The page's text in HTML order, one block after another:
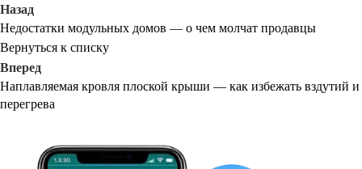
Назад
Недостатки модульных домов — о чем молчат продавцы
Вернуться к списку
Вперед
Наплавляемая кровля плоской крыши — как избежать вздутий и
перегрева